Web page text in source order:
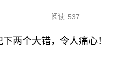
阅读 537
两个大错，令人痛心！